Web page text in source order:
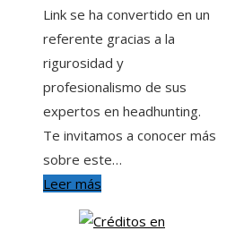
Link se ha convertido en un
referente gracias a la
rigurosidad y
profesionalismo de sus
expertos en headhunting.
Te invitamos a conocer más
sobre este…
Leer más